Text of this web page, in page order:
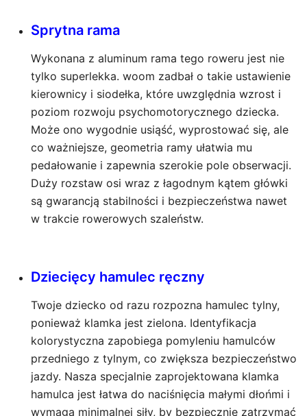
Sprytna rama
Wykonana z aluminum rama tego roweru jest nie
tylko superlekka. woom zadbał o takie ustawienie
kierownicy i siodełka, które uwzględnia wzrost i
poziom rozwoju psychomotorycznego dziecka.
Może ono wygodnie usiąść, wyprostować się, ale
co ważniejsze, geometria ramy ułatwia mu
pedałowanie i zapewnia szerokie pole obserwacji.
Duży rozstaw osi wraz z łagodnym kątem główki
są gwarancją stabilności i bezpieczeństwa nawet
w trakcie rowerowych szaleństw.
Dziecięcy hamulec ręczny
Twoje dziecko od razu rozpozna hamulec tylny,
ponieważ klamka jest zielona. Identyfikacja
kolorystyczna zapobiega pomyleniu hamulców
przedniego z tylnym, co zwiększa bezpieczeństwo
jazdy. Nasza specjalnie zaprojektowana klamka
hamulca jest łatwa do naciśnięcia małymi dłońmi i
wymaga minimalnej siły, by bezpiecznie zatrzymać